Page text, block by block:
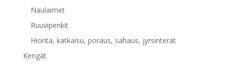
Naulaimet
Ruuvipenkit
Hionta, katkaisu, poraus, sahaus, jyrsinterät
Kengät